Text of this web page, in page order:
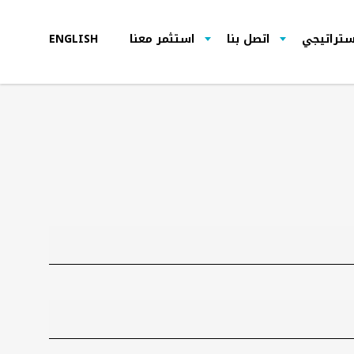
اتصل بنا استثمر معنا ENGLISH